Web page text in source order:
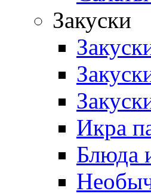
Закуски
Икра
Блюда